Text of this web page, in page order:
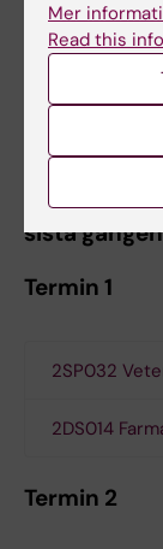
och med
sista
Termin 1
2SP032
2DS014
Termin 2
Mer
Read this